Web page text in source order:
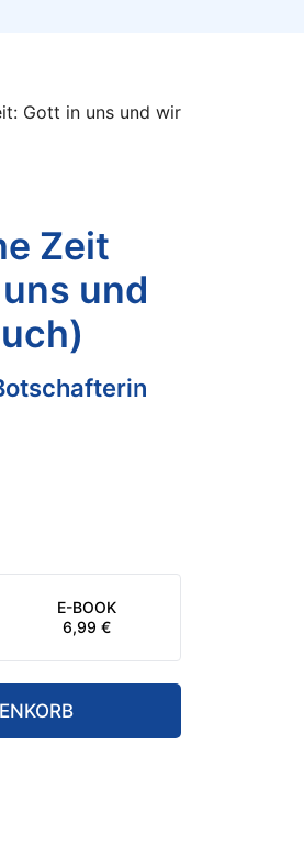
Gott in uns und wir
Zeit
und
E-BOOK
6,99 €